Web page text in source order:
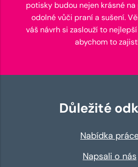
potisky budou nejen krásné na
odolné vůči praní a sušení.
váš návrh si zaslouží to
abychom to
Důležité
Nabídka
Napsali o nás